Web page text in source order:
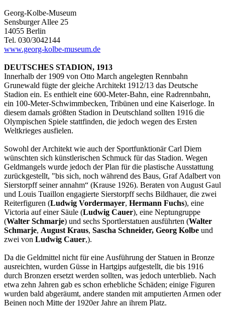
Georg-Kolbe-Museum
Sensburger Allee 25
14055 Berlin
Tel. 030/3042144
www.georg-kolbe-museum.de
DEUTSCHES STADION, 1913
Innerhalb der 1909 von Otto March angelegten Rennbahn
Grunewald fügte der gleiche Architekt 1912/13 das Deutsche
Stadion ein. Es enthielt eine 600-Meter-Bahn, eine Radrennbahn,
ein 100-Meter-Schwimmbecken, Tribünen und eine Kaiserloge. In
diesem damals größten Stadion in Deutschland sollten 1916 die
Olympischen Spiele stattfinden, die jedoch wegen des Ersten
Weltkrieges ausfielen.
Sowohl der Architekt wie auch der Sportfunktionär Carl Diem
wünschten sich künstlerischen Schmuck für das Stadion. Wegen
Geldmangels wurde jedoch der Plan für die plastische Ausstattung
zurückgestellt, "bis sich, noch während des Baus, Graf Adalbert von
Sierstorpff seiner annahm“ (Krause 1926). Beraten von August Gaul
und Louis Tuaillon engagierte Sierstorpff sechs Bildhauer, die zwei
Reiterfiguren (Ludwig Vordermayer, Hermann Fuchs), eine
Victoria auf einer Säule (Ludwig Cauer), eine Neptungruppe
(Walter Schmarje) und sechs Sportlerstatuen ausführten (Walter
Schmarje, August Kraus, Sascha Schneider, Georg Kolbe und
zwei von Ludwig Cauer,).
Da die Geldmittel nicht für eine Ausführung der Statuen in Bronze
ausreichten, wurden Güsse in Hartgips aufgestellt, die bis 1916
durch Bronzen ersetzt werden sollten, was jedoch unterblieb. Nach
etwa zehn Jahren gab es schon erhebliche Schäden; einige Figuren
wurden bald abgeräumt, andere standen mit amputierten Armen oder
Beinen noch Mitte der 1920er Jahre an ihrem Platz.